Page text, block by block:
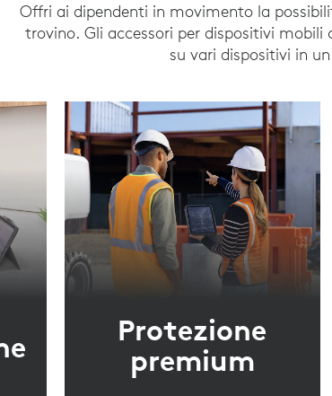
Offri ai dipendenti in movimento la
trovino. Gli accessori per dispositivi
su vari dispositivi in
Protezione
premium